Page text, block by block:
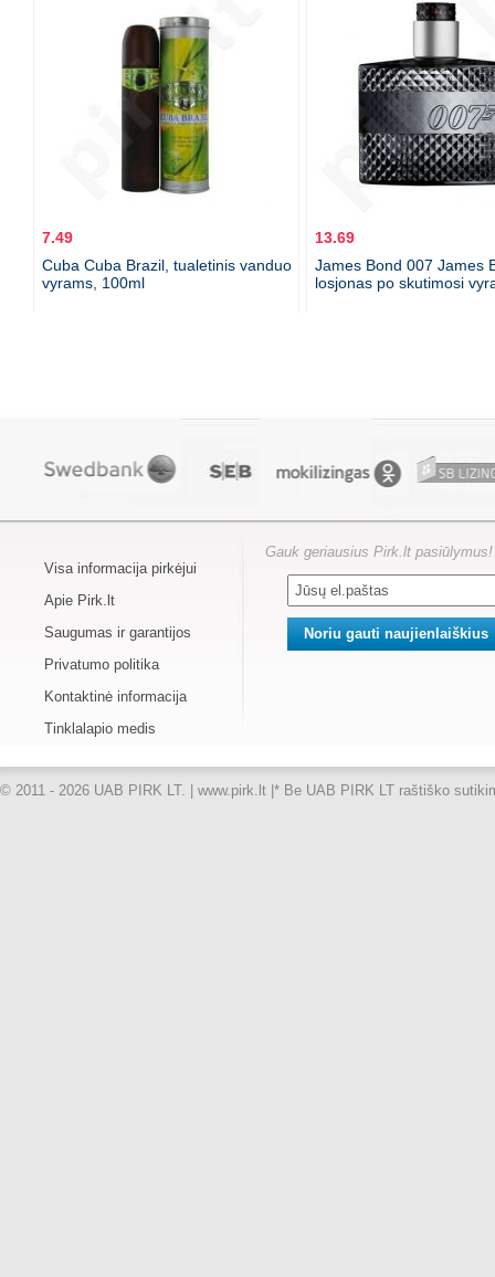
7.49
Cuba Cuba Brazil, tualetinis vanduo
vyrams, 100ml
13.69
James Bond 007 James
losjonas po skutimosi
Visa informacija pirkėjui
Apie Pirk.lt
Saugumas ir garantijos
Privatumo politika
Kontaktinė informacija
Tinklalapio medis
Gauk geriausius Pirk.lt pasiūlymus!
© 2011 - 2026 UAB PIRK LT. | www.pirk.lt | * Be UAB PIRK LT raštiško